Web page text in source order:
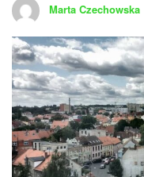
Marta Czechowska